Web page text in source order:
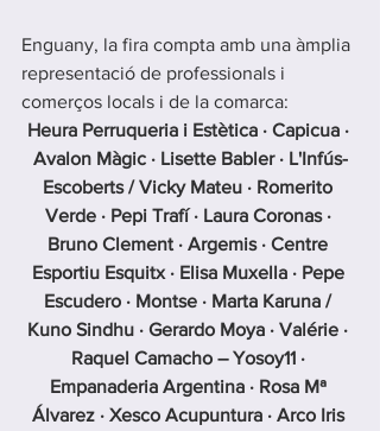
Enguany, la fira compta amb una àmplia
representació de professionals i
comerços locals i de la comarca:
Heura Perruqueria i Estètica · Capicua ·
Avalon Màgic · Lisette Babler · L'Infús-
Escoberts / Vicky Mateu · Romerito
Verde · Pepi Trafí · Laura Coronas ·
Bruno Clement · Argemis · Centre
Esportiu Esquitx · Elisa Muxella · Pepe
Escudero · Montse · Marta Karuna /
Kuno Sindhu · Gerardo Moya · Valérie ·
Raquel Camacho – Yosoy11 ·
Empanaderia Argentina · Rosa Mª
Álvarez · Xesco Acupuntura · Arco Iris